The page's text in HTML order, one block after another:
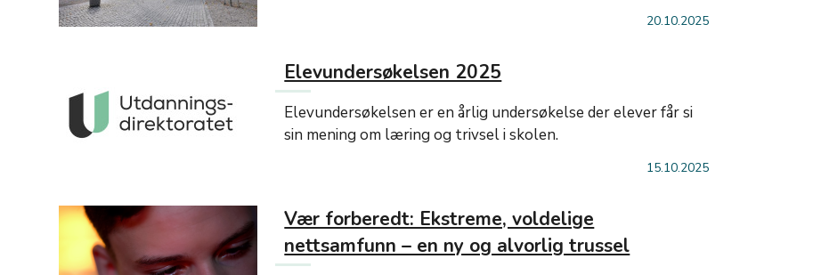
20.10.2025
Elevundersøkelsen 2025
Elevundersøkelsen er en årlig undersøkelse der elever får si
sin mening om læring og trivsel i skolen.
15.10.2025
Vær forberedt: Ekstreme, voldelige
nettsamfunn – en ny og alvorlig trussel